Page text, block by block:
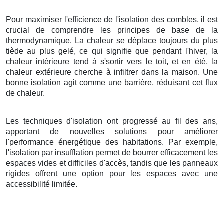
Pour maximiser l'efficience de l'isolation des combles, il est
crucial de comprendre les principes de base de la
thermodynamique. La chaleur se déplace toujours du plus
tiède au plus gelé, ce qui signifie que pendant l'hiver, la
chaleur intérieure tend à s'sortir vers le toit, et en été, la
chaleur extérieure cherche à infiltrer dans la maison. Une
bonne isolation agit comme une barrière, réduisant cet flux
de chaleur.
Les techniques d'isolation ont progressé au fil des ans,
apportant de nouvelles solutions pour améliorer
l'performance énergétique des habitations. Par exemple,
l'isolation par insufflation permet de bourrer efficacement les
espaces vides et difficiles d'accès, tandis que les panneaux
rigides offrent une option pour les espaces avec une
accessibilité limitée.